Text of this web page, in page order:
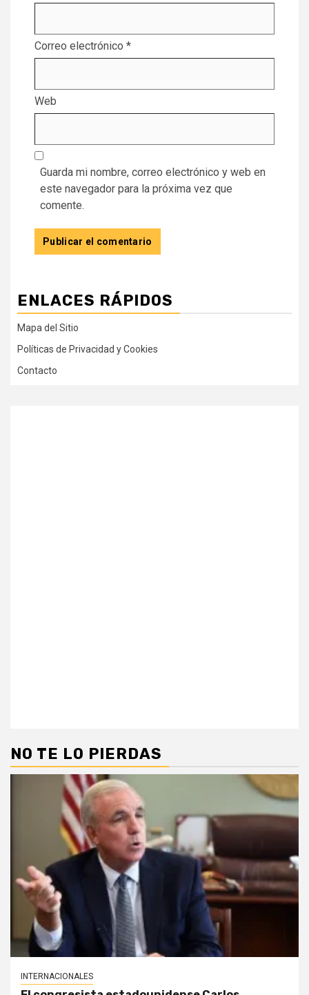
Correo electrónico *
Web
Guarda mi nombre, correo electrónico y web en
este navegador para la próxima vez que
comente.
ENLACES RÁPIDOS
Mapa del Sitio
Políticas de Privacidad y Cookies
Contacto
NO TE LO PIERDAS
INTERNACIONALES